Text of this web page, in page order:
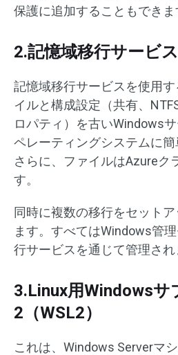
保護に追加することもできま
2.記憶域移行サービ
記憶域移行サービスを使用
イルと構成設定（共有、
ロパティ）を古いWindows
ペレーティングシステムに簡
さらに、ファイルはAzureク
す。
同時に複数の移行をセット
ます。すべてはWindows管
行サービスを通じて管理され
3.Linux用Windowsサ
2（WSL2）
これは、Windows Serverマ